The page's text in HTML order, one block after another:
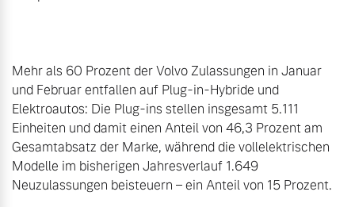
Mehr als 60 Prozent der Volvo Zulassungen in Januar
und Februar entfallen auf Plug-in-Hybride und
Elektroautos: Die Plug-ins stellen insgesamt 5.111
Einheiten und damit einen Anteil von 46,3 Prozent am
Gesamtabsatz der Marke, während die vollelektrischen
Modelle im bisherigen Jahresverlauf 1.649
Neuzulassungen beisteuern – ein Anteil von 15 Prozent.